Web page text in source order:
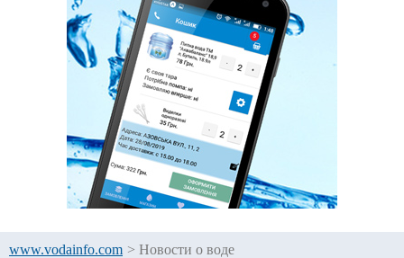
www.vodainfo.com > Новости о воде